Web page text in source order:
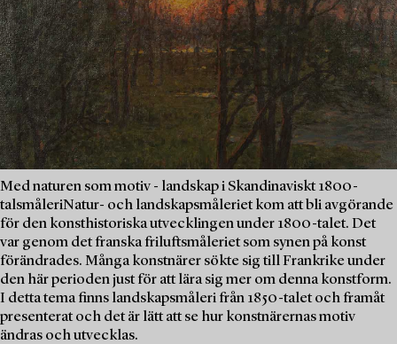
Med naturen som motiv - landskap i Skandinaviskt 1800-
talsmåleriNatur- och landskapsmåleriet kom att bli avgörande
för den konsthistoriska utvecklingen under 1800-talet. Det
var genom det franska friluftsmåleriet som synen på konst
förändrades. Många konstnärer sökte sig till Frankrike under
den här perioden just för att lära sig mer om denna konstform.
I detta tema finns landskapsmåleri från 1850-talet och framåt
presenterat och det är lätt att se hur konstnärernas motiv
ändras och utvecklas.